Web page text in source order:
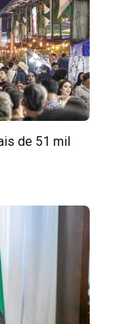
de 51 mil